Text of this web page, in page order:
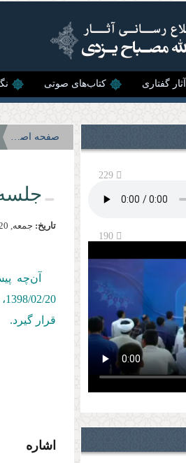
آثار گفتاری کتاب‌های صوتی
229
190
صفحه اصلی
تاریخ: جمعه, 20 ارديبهشت, 1398
آن‌چه
1398/02/20
قرار گیرد.
اشاره